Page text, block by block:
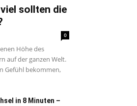
sollten die
0
Höhe des
auf der ganzen Welt.
Gefühl bekommen,
in 8 Minuten –